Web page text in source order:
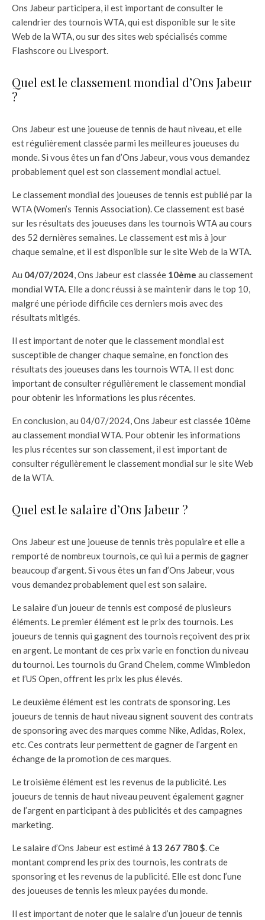
Ons Jabeur participera, il est important de consulter le
calendrier des tournois WTA, qui est disponible sur le site
Web de la WTA, ou sur des sites web spécialisés comme
Flashscore ou Livesport.
Quel est le classement mondial d’Ons Jabeur
?
Ons Jabeur est une joueuse de tennis de haut niveau, et elle
est régulièrement classée parmi les meilleures joueuses du
monde. Si vous êtes un fan d’Ons Jabeur, vous vous demandez
probablement quel est son classement mondial actuel.
Le classement mondial des joueuses de tennis est publié par la
WTA (Women’s Tennis Association). Ce classement est basé
sur les résultats des joueuses dans les tournois WTA au cours
des 52 dernières semaines. Le classement est mis à jour
chaque semaine, et il est disponible sur le site Web de la WTA.
Au 04/07/2024, Ons Jabeur est classée 10ème au classement
mondial WTA. Elle a donc réussi à se maintenir dans le top 10,
malgré une période difficile ces derniers mois avec des
résultats mitigés.
Il est important de noter que le classement mondial est
susceptible de changer chaque semaine, en fonction des
résultats des joueuses dans les tournois WTA. Il est donc
important de consulter régulièrement le classement mondial
pour obtenir les informations les plus récentes.
En conclusion, au 04/07/2024, Ons Jabeur est classée 10ème
au classement mondial WTA. Pour obtenir les informations
les plus récentes sur son classement, il est important de
consulter régulièrement le classement mondial sur le site Web
de la WTA.
Quel est le salaire d’Ons Jabeur ?
Ons Jabeur est une joueuse de tennis très populaire et elle a
remporté de nombreux tournois, ce qui lui a permis de gagner
beaucoup d’argent. Si vous êtes un fan d’Ons Jabeur, vous
vous demandez probablement quel est son salaire.
Le salaire d’un joueur de tennis est composé de plusieurs
éléments. Le premier élément est le prix des tournois. Les
joueurs de tennis qui gagnent des tournois reçoivent des prix
en argent. Le montant de ces prix varie en fonction du niveau
du tournoi. Les tournois du Grand Chelem, comme Wimbledon
et l’US Open, offrent les prix les plus élevés.
Le deuxième élément est les contrats de sponsoring. Les
joueurs de tennis de haut niveau signent souvent des contrats
de sponsoring avec des marques comme Nike, Adidas, Rolex,
etc. Ces contrats leur permettent de gagner de l’argent en
échange de la promotion de ces marques.
Le troisième élément est les revenus de la publicité. Les
joueurs de tennis de haut niveau peuvent également gagner
de l’argent en participant à des publicités et des campagnes
marketing.
Le salaire d’Ons Jabeur est estimé à 13 267 780 $. Ce
montant comprend les prix des tournois, les contrats de
sponsoring et les revenus de la publicité. Elle est donc l’une
des joueuses de tennis les mieux payées du monde.
Il est important de noter que le salaire d’un joueur de tennis